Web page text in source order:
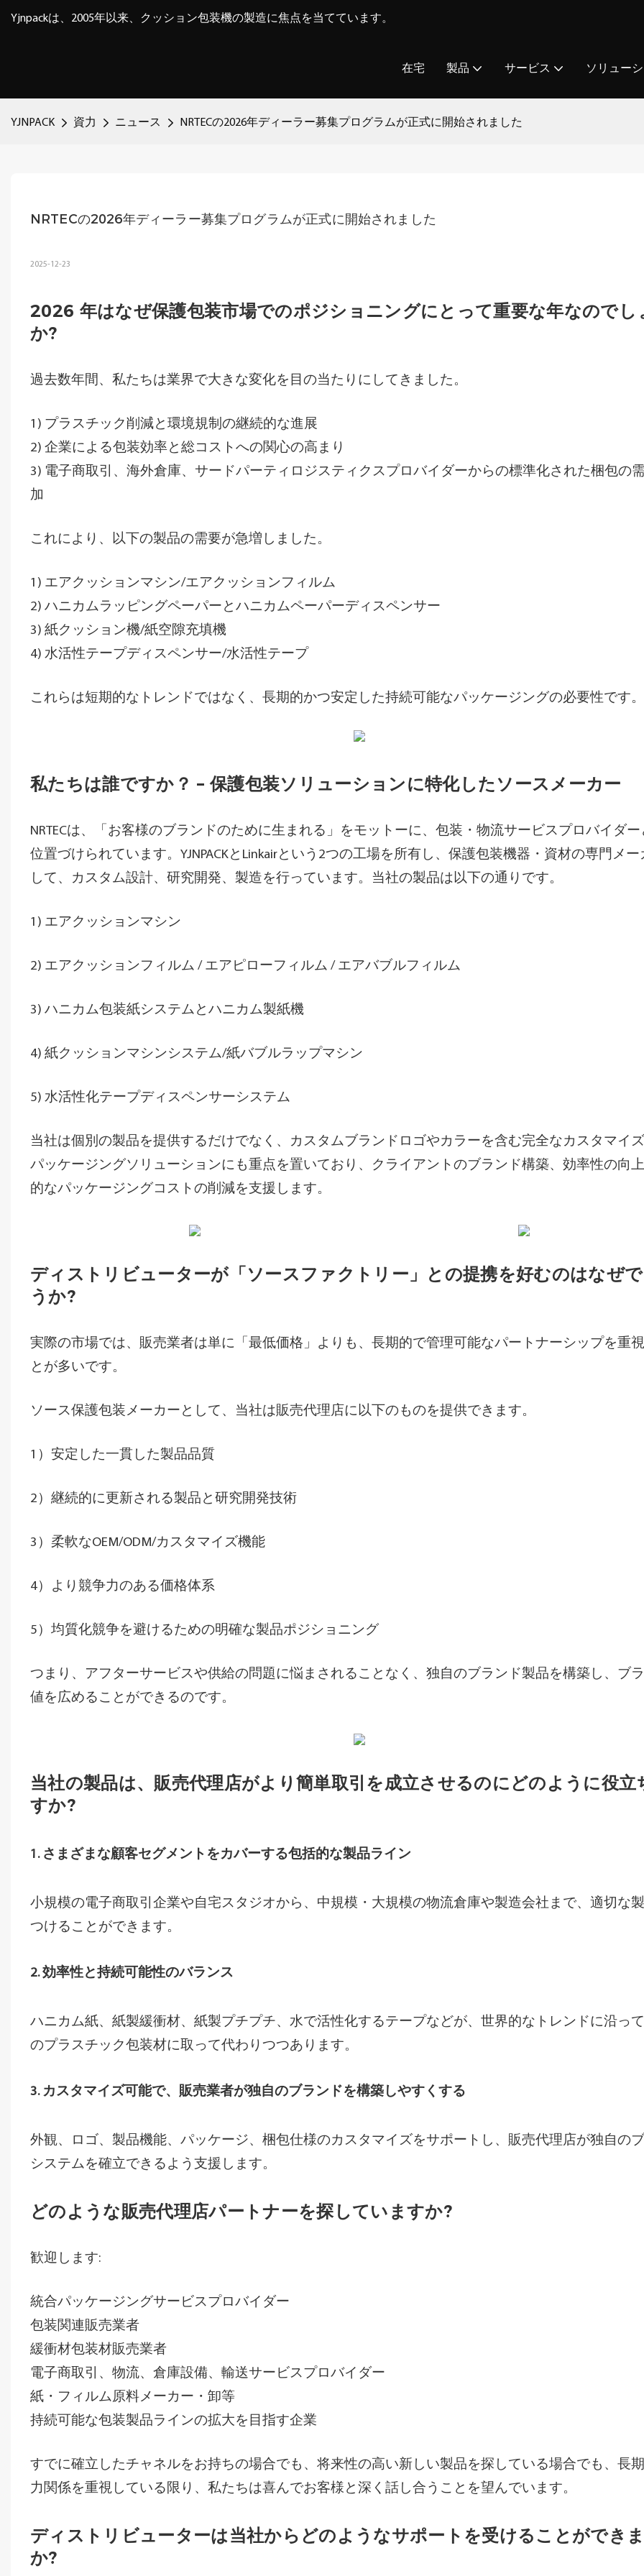
Yjnpackは、2005年以来、クッション包装機の製造に焦点を当てています。
在宅 製品 サービス ソリュー
YJNPACK 資力 ニュース NRTECの2026年ディーラー募集プログラムが正式に開始されました
NRTECの2026年ディーラー募集プログラムが正式に開始されました
2025-12-23
2026 年はなぜ保護包装市場でのポジショニングにとって重要な年なのでし
か?
過去数年間、私たちは業界で大きな変化を目の当たりにしてきました。
1) プラスチック削減と環境規制の継続的な進展
2) 企業による包装効率と総コストへの関心の高まり
3) 電子商取引、海外倉庫、サードパーティロジスティクスプロバイダーからの標準化された梱包の
加
これにより、以下の製品の需要が急増しました。
1) エアクッションマシン/エアクッションフィルム
2) ハニカムラッピングペーパーとハニカムペーパーディスペンサー
3) 紙クッション機/紙空隙充填機
4) 水活性テープディスペンサー/水活性テープ
これらは短期的なトレンドではなく、長期的かつ安定した持続可能なパッケージングの必要性です。
私たちは誰ですか？ – 保護包装ソリューションに特化したソースメーカー
NRTECは、「お客様のブランドのために生まれる」をモットーに、包装・物流サービスプロバイダ
位置づけられています。YJNPACKとLinkairという2つの工場を所有し、保護包装機器・資材の専門メー
して、カスタム設計、研究開発、製造を行っています。当社の製品は以下の通りです。
1) エアクッションマシン
2) エアクッションフィルム / エアピローフィルム / エアバブルフィルム
3) ハニカム包装紙システムとハニカム製紙機
4) 紙クッションマシンシステム/紙バブルラップマシン
5) 水活性化テープディスペンサーシステム
当社は個別の製品を提供するだけでなく、カスタムブランドロゴやカラーを含む完全なカスタマイ
パッケージングソリューションにも重点を置いており、クライアントのブランド構築、効率性の向
的なパッケージングコストの削減を支援します。
ディストリビューターが「ソースファクトリー」との提携を好むのはなぜ
うか?
実際の市場では、販売業者は単に「最低価格」よりも、長期的で管理可能なパートナーシップを重
とが多いです。
ソース保護包装メーカーとして、当社は販売代理店に以下のものを提供できます。
1）安定した一貫した製品品質
2）継続的に更新される製品と研究開発技術
3）柔軟なOEM/ODM/カスタマイズ機能
4）より競争力のある価格体系
5）均質化競争を避けるための明確な製品ポジショニング
つまり、アフターサービスや供給の問題に悩まされることなく、独自のブランド製品を構築し、ブ
値を広めることができるのです。
当社の製品は、販売代理店がより簡単取引を成立させるのにどのように役立
すか?
1. さまざまな顧客セグメントをカバーする包括的な製品ライン
小規模の電子商取引企業や自宅スタジオから、中規模・大規模の物流倉庫や製造会社まで、適切な
つけることができます。
2. 効率性と持続可能性のバランス
ハニカム紙、紙製緩衝材、紙製プチプチ、水で活性化するテープなどが、世界的なトレンドに沿っ
のプラスチック包装材に取って代わりつつあります。
3. カスタマイズ可能で、販売業者が独自のブランドを構築しやすくする
外観、ロゴ、製品機能、パッケージ、梱包仕様のカスタマイズをサポートし、販売代理店が独自の
システムを確立できるよう支援します。
どのような販売代理店パートナーを探していますか?
歓迎します:
統合パッケージングサービスプロバイダー
包装関連販売業者
緩衝材包装材販売業者
電子商取引、物流、倉庫設備、輸送サービスプロバイダー
紙・フィルム原料メーカー・卸等
持続可能な包装製品ラインの拡大を目指す企業
すでに確立したチャネルをお持ちの場合でも、将来性の高い新しい製品を探している場合でも、長
力関係を重視している限り、私たちは喜んでお客様と深く話し合うことを望んでいます。
ディストリビューターは当社からどのようなサポートを受けることができ
か?